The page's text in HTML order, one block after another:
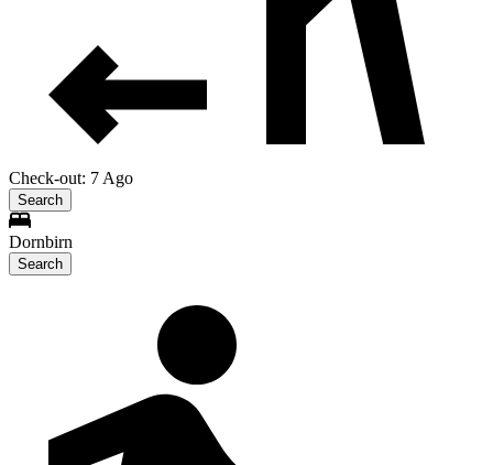
Check-out: 7 Ago
Search
Dornbirn
Search